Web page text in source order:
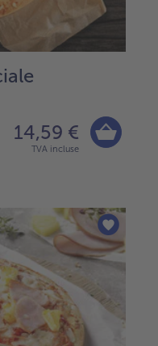
14,59 €
TVA incluse